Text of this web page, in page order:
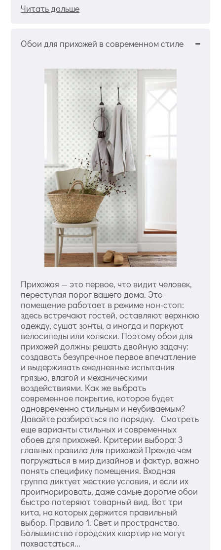
Читать дальше
Обои для прихожей в современном стиле
Прихожая — это первое, что видит человек,
переступая порог вашего дома. Это
помещение работает в режиме нон-стоп:
здесь встречают гостей, оставляют верхнюю
одежду, сушат зонты, а иногда и паркуют
велосипеды или коляски. Поэтому обои для
прихожей должны решать двойную задачу:
создавать безупречное первое впечатление
и выдерживать ежедневные испытания
грязью, влагой и механическими
воздействиями. Как же выбрать
современное покрытие, которое будет
одновременно стильным и неубиваемым?
Давайте разбираться по порядку. Смотреть
еще варианты стильных и современных
обоев для прихожей. Критерии выбора: 3
главных правила для прихожей Прежде чем
погружаться в мир дизайнов и фактур, важно
понять специфику помещения. Входная
группа диктует жесткие условия, и если их
проигнорировать, даже самые дорогие обои
быстро потеряют товарный вид. Вот три
кита, на которых держится правильный
выбор. Правило 1. Свет и пространство.
Большинство городских квартир не могут
похвастаться...